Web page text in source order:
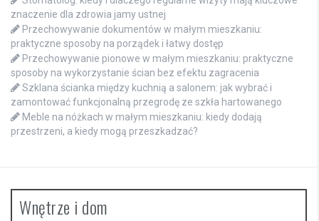
znaczenie dla zdrowia jamy ustnej
Przechowywanie dokumentów w małym mieszkaniu:
praktyczne sposoby na porządek i łatwy dostęp
Przechowywanie pionowe w małym mieszkaniu: praktyczne
sposoby na wykorzystanie ścian bez efektu zagracenia
Szklana ścianka między kuchnią a salonem: jak wybrać i
zamontować funkcjonalną przegrodę ze szkła hartowanego
Meble na nóżkach w małym mieszkaniu: kiedy dodają
przestrzeni, a kiedy mogą przeszkadzać?
Wnętrze i dom